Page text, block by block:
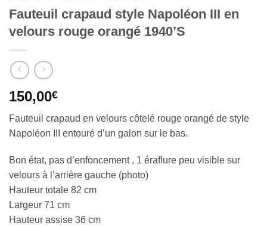
Fauteuil crapaud style Napoléon III en
velours rouge orangé 1940’S
150,00€
Fauteuil crapaud en velours côtelé rouge orangé de style
Napoléon III entouré d’un galon sur le bas.
Bon état, pas d’enfoncement , 1 éraflure peu visible sur
velours à l’arrière gauche (photo)
Hauteur totale 82 cm
Largeur 71 cm
Hauteur assise 36 cm